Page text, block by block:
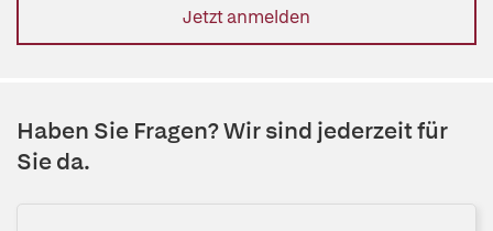
Jetzt anmelden
Haben Sie Fragen? Wir sind jederzeit für
Sie da.